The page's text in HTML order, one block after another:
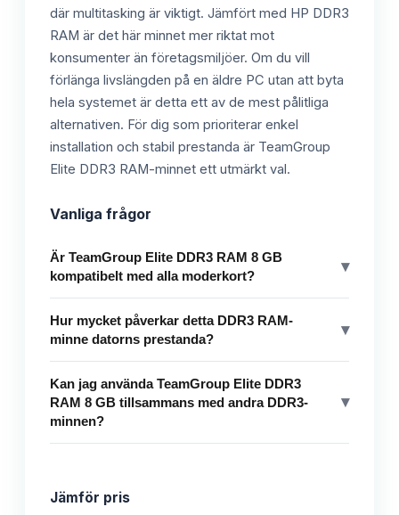
där multitasking är viktigt. Jämfört med HP DDR3
RAM är det här minnet mer riktat mot
konsumenter än företagsmiljöer. Om du vill
förlänga livslängden på en äldre PC utan att byta
hela systemet är detta ett av de mest pålitliga
alternativen. För dig som prioriterar enkel
installation och stabil prestanda är TeamGroup
Elite DDR3 RAM-minnet ett utmärkt val.
Vanliga frågor
Är TeamGroup Elite DDR3 RAM 8 GB
kompatibelt med alla moderkort?
▾
Hur mycket påverkar detta DDR3 RAM-
minne datorns prestanda?
▾
Kan jag använda TeamGroup Elite DDR3
RAM 8 GB tillsammans med andra DDR3-
minnen?
▾
Jämför pris